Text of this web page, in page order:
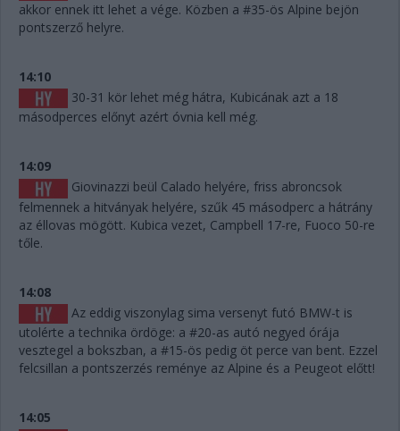
akkor ennek itt lehet a vége. Közben a #35-ös Alpine bejön
pontszerző helyre.
14:10
30-31 kör lehet még hátra, Kubicának azt a 18
másodperces előnyt azért óvnia kell még.
14:09
Giovinazzi beül Calado helyére, friss abroncsok
felmennek a hitványak helyére, szűk 45 másodperc a hátrány
az éllovas mögött. Kubica vezet, Campbell 17-re, Fuoco 50-re
tőle.
14:08
Az eddig viszonylag sima versenyt futó BMW-t is
utolérte a technika ördöge: a #20-as autó negyed órája
vesztegel a bokszban, a #15-ös pedig öt perce van bent. Ezzel
felcsillan a pontszerzés reménye az Alpine és a Peugeot előtt!
14:05